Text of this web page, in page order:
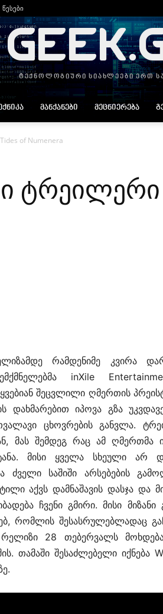
წესები
ტექნოლოგიური სიახლეები ერთ
ᲛᲐᲜᲥᲐᲜᲔᲑᲘ ᲛᲔᲪᲜᲘᲔᲠᲔᲑᲐ
of Numenera
ტრეილერი
რამდენიმე კვირა
inXile
შეცვლილი ღმერთის
დახმარებით იპოვა გზა
ცხოვრების განვლა.
მას შემდეგ რაც ამ ღმერთმა
მისი ყველა სხეული არ
საშიში არსებების
აქვს დამნაშავის დასჯა და
ჩვენი გმირი. მისი მიზანი
რომლის შესასრულებლადაც
რელიზი 28 თებერვალს
თამაში შესაძლებელი იქნება